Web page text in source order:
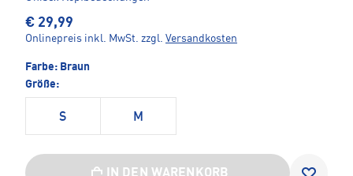
€ 29,99
Onlinepreis inkl. MwSt. zzgl. Versandkosten
Farbe: Braun
Größe:
S M